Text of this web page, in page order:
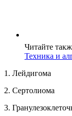
Читайте
Техника и
1. Лейдигома
2. Сертолиома
3.